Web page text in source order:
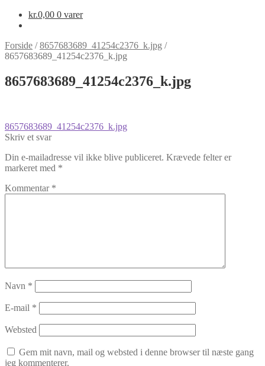
kr.0,00 0 varer
Forside /8657683689_41254c2376_k.jpg /
8657683689_41254c2376_k.jpg
8657683689_41254c2376_k.jpg
Indlægsnavigation
Forrige
indlæg:
8657683689_41254c2376_k.jpg
Skriv et svar
Din e-mailadresse vil ikke blive publiceret. Krævede felter er
markeret med *
Kommentar *
Navn *
E-mail *
Websted
Gem mit navn, mail og websted i denne browser til næste gang
jeg kommenterer.